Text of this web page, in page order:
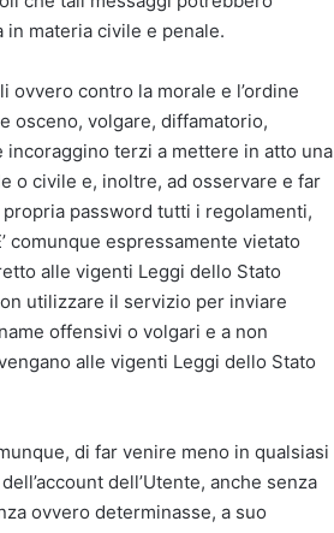
materia civile e penale.
ovvero contro la morale e l’ordine
osceno, volgare, diffamatorio,
terzi a mettere in atto una
o civile e, inoltre, ad osservare e far
password tutti i regolamenti,
comunque espressamente vietato
alle vigenti Leggi dello Stato
utilizzare il servizio per inviare
offensivi o volgari e a non
alle vigenti Leggi dello Stato
di far venire meno in qualsiasi
dell’Utente, anche senza
ovvero determinasse, a suo